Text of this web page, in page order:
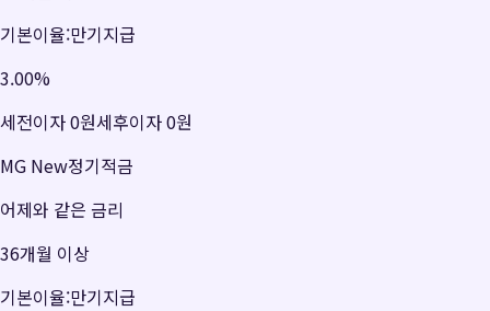
기본이율:만기지급
3.00%
세전이자0원세후이자0원
MG New정기적금
어제와 같은 금리
36개월 이상
기본이율:만기지급